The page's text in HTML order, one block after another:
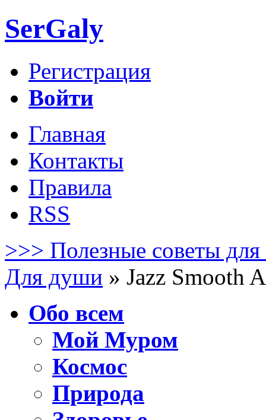
SerGaly
Регистрация
Войти
Главная
Контакты
Правила
RSS
>>> Полезные советы для
Для души » Jazz Smooth
Обо всем
Мой Муром
Космос
Природа